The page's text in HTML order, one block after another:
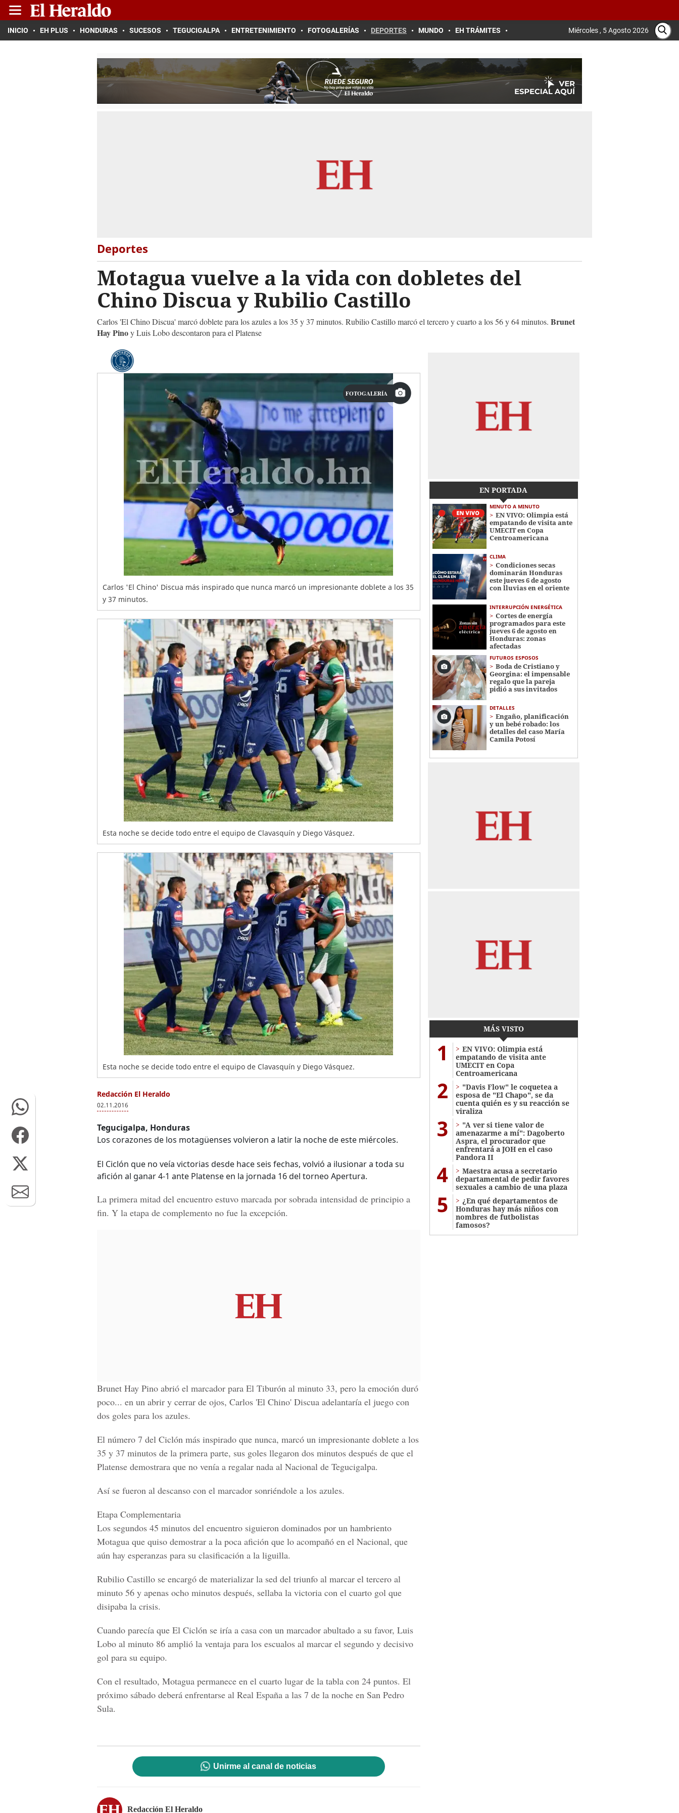
INICIO EH PLUS HONDURAS SUCESOS TEGUCIGALPA ENTRETENIMIENTO FOTOGALERÍAS DEPORTES MUNDO EH TRÁMITES Miércoles , 5 Agosto 2026
Deportes
Motagua vuelve a la vida con dobletes del
Chino Discua y Rubilio Castillo
Carlos 'El Chino Discua' marcó doblete para los azules a los 35 y 37 minutos. Rubilio Castillo marcó el tercero y cuarto a los 56 y 64 minutos. Brunet
Hay Pinoy Luis Lobo descontaron para el Platense
FOTOGALERÍA
Carlos 'El Chino' Discua más inspirado que nunca marcó un impresionante doblete a los 35
y 37 minutos.
Esta noche se decide todo entre el equipo de Clavasquín y Diego Vásquez.
Esta noche se decide todo entre el equipo de Clavasquín y Diego Vásquez.
Redacción El Heraldo
02.11.2016
Tegucigalpa, Honduras
Los corazones de los motagüenses volvieron a latir la noche de este miércoles.
El Ciclón que no veía victorias desde hace seis fechas, volvió a ilusionar a toda su
afición al ganar 4-1 ante Platense en la jornada 16 del torneo Apertura.
La primera mitad del encuentro estuvo marcada por sobrada intensidad de principio a
fin. Y la etapa de complemento no fue la excepción.
Brunet Hay Pino abrió el marcador para El Tiburón al minuto 33, pero la emoción duró
poco... en un abrir y cerrar de ojos, Carlos 'El Chino' Discua adelantaría el juego con
dos goles para los azules.
El número 7 del Ciclón más inspirado que nunca, marcó un impresionante doblete a los
35 y 37 minutos de la primera parte, sus goles llegaron dos minutos después de que el
Platense demostrara que no venía a regalar nada al Nacional de Tegucigalpa.
Así se fueron al descanso con el marcador sonriéndole a los azules.
Etapa Complementaria
Los segundos 45 minutos del encuentro siguieron dominados por un hambriento
Motagua que quiso demostrar a la poca afición que lo acompañó en el Nacional, que
aún hay esperanzas para su clasificación a la liguilla.
Rubilio Castillo se encargó de materializar la sed del triunfo al marcar el tercero al
minuto 56 y apenas ocho minutos después, sellaba la victoria con el cuarto gol que
disipaba la crisis.
Cuando parecía que El Ciclón se iría a casa con un marcador abultado a su favor, Luis
Lobo al minuto 86 amplió la ventaja para los escualos al marcar el segundo y decisivo
gol para su equipo.
Con el resultado, Motagua permanece en el cuarto lugar de la tabla con 24 puntos. El
próximo sábado deberá enfrentarse al Real España a las 7 de la noche en San Pedro
Sula.
Unirme al canal de noticias
Redacción El Heraldo
EN PORTADA
MINUTO A MINUTO
EN VIVO: Olimpia está
empatando de visita ante
UMECIT en Copa
Centroamericana
CLIMA
Condiciones secas
dominarán Honduras
este jueves 6 de agosto
con lluvias en el oriente
INTERRUPCIÓN ENERGÉTICA
Cortes de energía
programados para este
jueves 6 de agosto en
Honduras: zonas
afectadas
FUTUROS ESPOSOS
Boda de Cristiano y
Georgina: el impensable
regalo que la pareja
pidió a sus invitados
DETALLES
Engaño, planificación
y un bebé robado: los
detalles del caso María
Camila Potosí
MÁS VISTO
1
EN VIVO: Olimpia está
empatando de visita ante
UMECIT en Copa
Centroamericana
2
"Davis Flow" le coquetea a
esposa de "El Chapo", se da
cuenta quién es y su reacción se
viraliza
3
"A ver si tiene valor de
amenazarme a mí": Dagoberto
Aspra, el procurador que
enfrentará a JOH en el caso
Pandora II
4
Maestra acusa a secretario
departamental de pedir favores
sexuales a cambio de una plaza
5
¿En qué departamentos de
Honduras hay más niños con
nombres de futbolistas
famosos?